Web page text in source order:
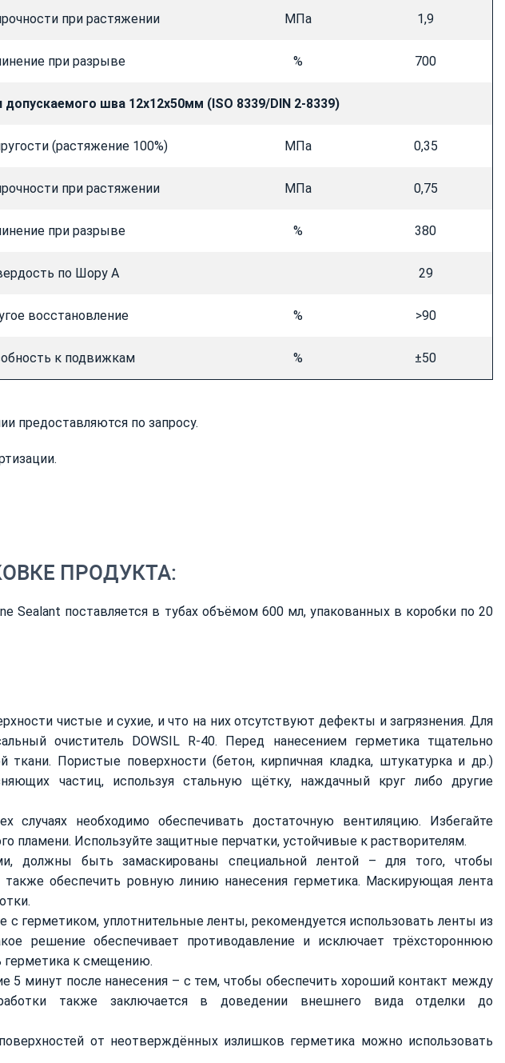
при растяжении МПа 1,9
при разрыве % 700
допускаемого шва 12х12х50мм (ISO 8339/DIN 2-8339)
(растяжение 100%) МПа 0,35
при растяжении МПа 0,75
при разрыве % 380
по Шору А 29
восстановление % >90
к подвижкам % ±50
предоставляются по запросу.
ПРОДУКТА:
Sealant поставляется в тубах объёмом 600 мл, упакованных в коробки по 20
чистые и сухие, и что на них отсутствуют дефекты и загрязнения. Для
очиститель DOWSIL R-40. Перед нанесением герметика тщательно
Пористые поверхности (бетон, кирпичная кладка, штукатурка и др.)
частиц, используя стальную щётку, наждачный круг либо другие
случаях необходимо обеспечивать достаточную вентиляцию. Избегайте
пламени. Используйте защитные перчатки, устойчивые к растворителям.
должны быть замаскированы специальной лентой – для того, чтобы
также обеспечить ровную линию нанесения герметика. Маскирующая лента
с герметиком, уплотнительные ленты, рекомендуется использовать ленты из
решение обеспечивает противодавление и исключает трёхстороннюю
герметика к смещению.
5 минут после нанесения – с тем, чтобы обеспечить хороший контакт между
также заключается в доведении внешнего вида отделки до
от неотверждённых излишков герметика можно использовать